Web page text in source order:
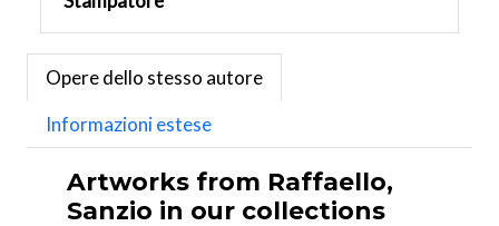
Opere dello stesso autore
Informazioni estese
Artworks from Raffaello,
Sanzio in our collections